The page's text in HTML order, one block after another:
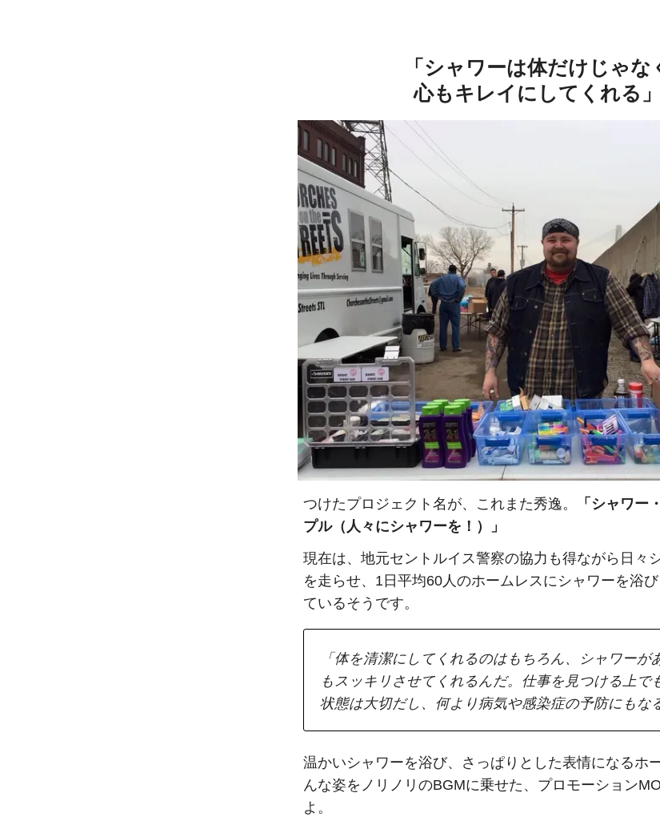
「シャワーは体だけじゃな
心もキレイにしてくれる」
つけたプロジェクト名が、これまた秀逸。
「シャワー
プル（人々にシャワーを！）」
現在は、地元セントルイス警察の協力も得ながら日々
を走らせ、1日平均60人のホームレスにシャワーを浴
ているそうです。
「体を清潔にしてくれるのはもちろん、シャワーが
もスッキリさせてくれるんだ。仕事を見つける上で
状態は大切だし、何より病気や感染症の予防にもな
温かいシャワーを浴び、さっぱりとした表情になるホ
んな姿をノリノリのBGMに乗せた、プロモーション
よ。